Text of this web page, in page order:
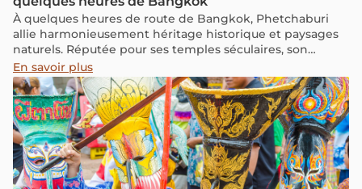
À quelques heures de route de Bangkok, Phetchaburi
allie harmonieusement héritage historique et paysages
naturels. Réputée pour ses temples séculaires, son
architecture influencée par différentes dynasties et son
atmosphère paisible, cette ville offre un voyage hors du
temps, entre vestiges du passé et vitalité
contemporaine. Souvent éclipsée par des destinations
plus prisées, Phetchaburi dévoile pourtant un patrimoine
riche et des panoramas saisissants. Grottes mystiques,
temples perchés et marchés animés jalonnent cet
itinéraire idéal à explorer en scooter aussi.
En savoir plus